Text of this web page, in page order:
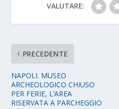
VALUTARE:
PRECEDENTE
NAPOLI. MUSEO
ARCHEOLOGICO CHIUSO
PER FERIE, L’AREA
RISERVATA A PARCHEGGIO